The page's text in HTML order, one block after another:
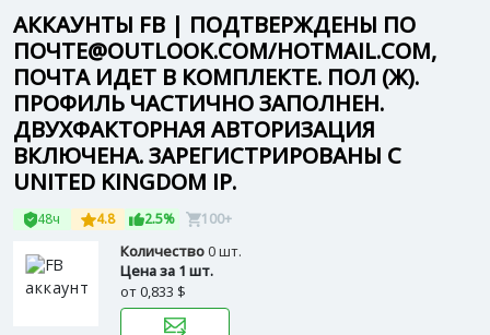
АККАУНТЫ FB | ПОДТВЕРЖДЕНЫ ПО
ПОЧТЕ@OUTLOOK.COM/HOTMAIL.COM,
ПОЧТА ИДЕТ В КОМПЛЕКТЕ. ПОЛ (Ж).
ПРОФИЛЬ ЧАСТИЧНО ЗАПОЛНЕН.
ДВУХФАКТОРНАЯ АВТОРИЗАЦИЯ
ВКЛЮЧЕНА. ЗАРЕГИСТРИРОВАНЫ С
UNITED KINGDOM IP.
48ч 4.8 2.5% 100+
Количество0 шт.
Цена за 1 шт.
от0,833 $